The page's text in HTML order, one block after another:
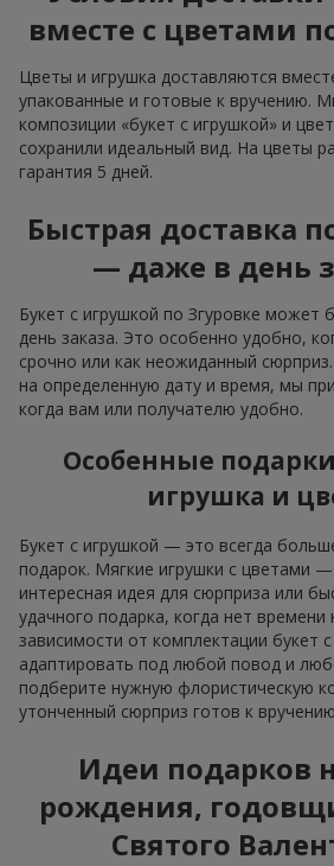
вместе с цветами
Цветы и игрушка доставляются
упакованные и готовые к вручению.
композиции «букет с игрушкой» и
сохранили идеальный вид. На цветы
гарантия 5 дней.
Быстрая доставка
— даже в день
Букет с игрушкой по Згуровке может
день заказа. Это особенно удобно,
срочно или как неожиданный
на определенную дату и время, мы
когда вам или получателю удобно.
Особенные
игрушка и
Букет с игрушкой — это всегда
подарок. Мягкие игрушки с цветами
интересная идея для сюрприза или
удачного подарка, когда нет времени
зависимости от комплектации букет
адаптировать под любой повод и
подберите нужную флористическую
утонченный сюрприз готов к
Идеи подарков
рождения,
Святого